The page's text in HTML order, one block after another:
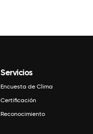
Servicios
Encuesta de Clima
Certificación
Reconocimiento